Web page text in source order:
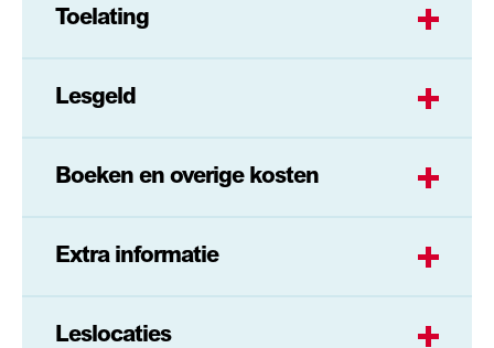
Toelating
Lesgeld
Boeken en overige kosten
Extra informatie
Leslocaties